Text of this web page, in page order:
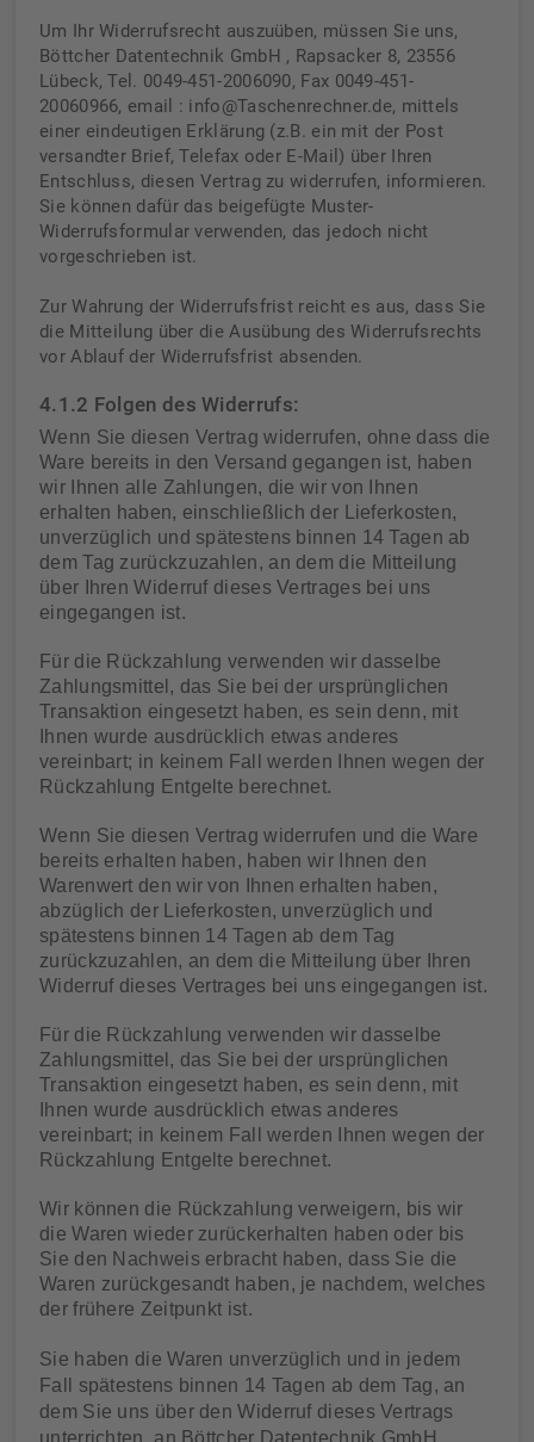
Um Ihr Widerrufsrecht auszuüben, müssen Sie uns,
Böttcher Datentechnik GmbH , Rapsacker 8, 23556
Lübeck, Tel. 0049-451-2006090, Fax 0049-451-
20060966, email : info@Taschenrechner.de, mittels
einer eindeutigen Erklärung (z.B. ein mit der Post
versandter Brief, Telefax oder E-Mail) über Ihren
Entschluss, diesen Vertrag zu widerrufen, informieren.
Sie können dafür das beigefügte Muster-
Widerrufsformular verwenden, das jedoch nicht
vorgeschrieben ist.
Zur Wahrung der Widerrufsfrist reicht es aus, dass Sie
die Mitteilung über die Ausübung des Widerrufsrechts
vor Ablauf der Widerrufsfrist absenden.
4.1.2 Folgen des Widerrufs:
Wenn Sie diesen Vertrag widerrufen, ohne dass die
Ware bereits in den Versand gegangen ist, haben
wir Ihnen alle Zahlungen, die wir von Ihnen
erhalten haben, einschließlich der Lieferkosten,
unverzüglich und spätestens binnen 14 Tagen ab
dem Tag zurückzuzahlen, an dem die Mitteilung
über Ihren Widerruf dieses Vertrages bei uns
eingegangen ist.
Für die Rückzahlung verwenden wir dasselbe
Zahlungsmittel, das Sie bei der ursprünglichen
Transaktion eingesetzt haben, es sein denn, mit
Ihnen wurde ausdrücklich etwas anderes
vereinbart; in keinem Fall werden Ihnen wegen der
Rückzahlung Entgelte berechnet.
Wenn Sie diesen Vertrag widerrufen und die Ware
bereits erhalten haben, haben wir Ihnen den
Warenwert den wir von Ihnen erhalten haben,
abzüglich der Lieferkosten, unverzüglich und
spätestens binnen 14 Tagen ab dem Tag
zurückzuzahlen, an dem die Mitteilung über Ihren
Widerruf dieses Vertrages bei uns eingegangen ist.
Für die Rückzahlung verwenden wir dasselbe
Zahlungsmittel, das Sie bei der ursprünglichen
Transaktion eingesetzt haben, es sein denn, mit
Ihnen wurde ausdrücklich etwas anderes
vereinbart; in keinem Fall werden Ihnen wegen der
Rückzahlung Entgelte berechnet.
Wir können die Rückzahlung verweigern, bis wir
die Waren wieder zurückerhalten haben oder bis
Sie den Nachweis erbracht haben, dass Sie die
Waren zurückgesandt haben, je nachdem, welches
der frühere Zeitpunkt ist.
Sie haben die Waren unverzüglich und in jedem
Fall spätestens binnen 14 Tagen ab dem Tag, an
dem Sie uns über den Widerruf dieses Vertrags
unterrichten, an Böttcher Datentechnik GmbH,